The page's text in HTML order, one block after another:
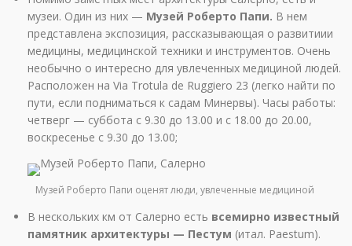
музеи. Один из них — Музей Роберто Папи. В нем
представлена экспозиция, рассказывающая о развитиии
медицины, медицинской техники и инструментов. Очень
необычно о интересно для увлеченных медициной людей.
Расположен на Via Trotula de Ruggiero 23 (легко найти по
пути, если подниматься к садам Минервы). Часы работы:
четверг — суббота с 9.30 до 13.00 и с 18.00 до 20.00,
воскресенье с 9.30 до 13.00;
Музей Роберто Папи оценят люди, увлеченные медициной
В нескольких км от Салерно есть всемирно известный
памятник архитектуры — Пестум (итал. Paestum).